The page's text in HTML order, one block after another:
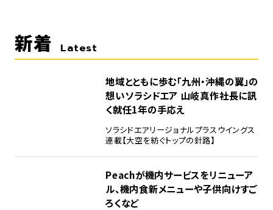
新着 Latest
地域とともに歩む「九州・沖縄の翼」の
想い――ソラシドエア 山岐真作社長に訊
く就任1年の手応え
ソラシドエアリージョナルプラスウイングス
連載【大空を紡ぐトップの針路】
Peachが機内サービスをリニューア
ル、機内食新メニューや子供向けすご
ろくなど